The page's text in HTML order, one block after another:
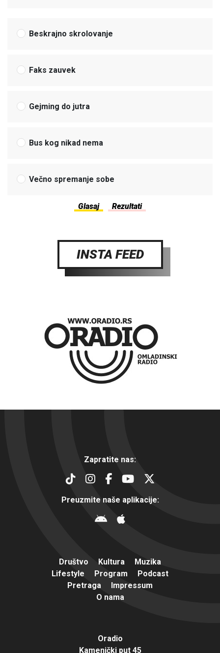
Beskrajno skrolovanje
Faks zauvek
Gejming do jutra
Bus kog nikad nema
Večno spremanje sobe
INSTA FEED
Zapratite nas:
Preuzmite naše aplikacije:
Društvo Kultura
Muzika
Lifestyle
Program
Podcast
Pretraga
Impressum
O nama
Oradio
Kamenički put 45